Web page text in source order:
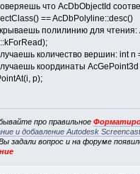
что AcDbObjectId
== AcDbPolyline::desc()
полилинию для
количество вершин: int n
координаты
p);
про правильное
и добавление Autodesk
задали вопрос и на форуме